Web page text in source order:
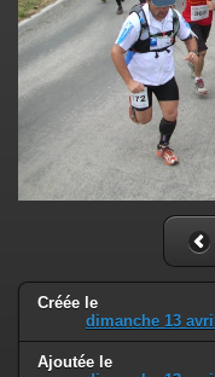
Créée le
dimanche 13
Ajoutée le